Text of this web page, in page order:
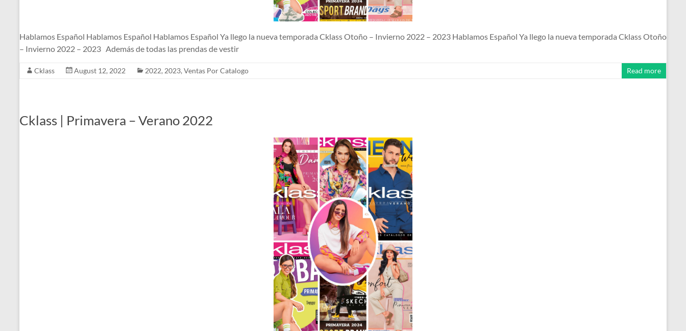
Hablamos Español Hablamos Español Hablamos Español Ya llego la nueva temporada Cklass Otoño – Invierno 2022 – 2023 Hablamos Español Ya llego la nueva temporada Cklass Otoño
– Invierno 2022 – 2023 Además de todas las prendas de vestir
Cklass August 12, 2022 2022, 2023, Ventas Por Catalogo Read more
Cklass | Primavera – Verano 2022